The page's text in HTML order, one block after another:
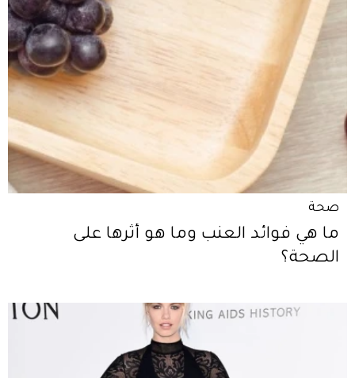
صحة
ما هي فوائد العنب وما هو أثرها على
الصحة؟